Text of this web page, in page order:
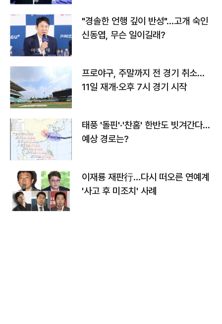
"경솔한 언행 깊이 반성"…고개 숙인
신동엽, 무슨 일이길래?
프로야구, 주말까지 전 경기 취소…
11일 재개·오후 7시 경기 시작
태풍 '돌핀'·'찬홈' 한반도 빗겨간다…
예상 경로는?
이재룡 재판行…다시 떠오른 연예계
'사고 후 미조치' 사례